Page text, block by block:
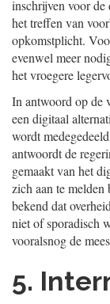
inschrijven voor de
het treffen van
opkomstplicht.
evenwel meer
het vroegere
In antwoord op de
een digitaal
wordt
antwoordt de
gemaakt van het
zich aan te
bekend dat
niet of sporadisch
vooralsnog de
5.